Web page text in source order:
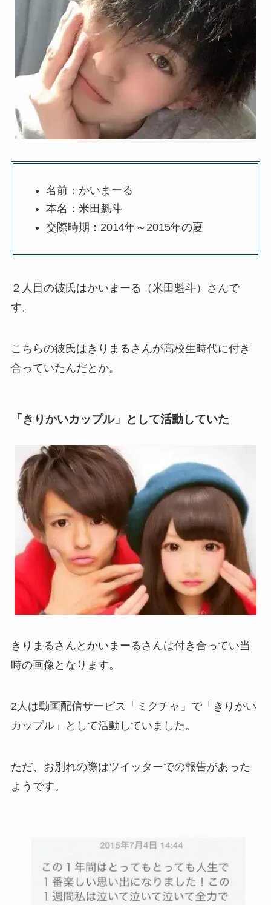
名前：かいまーる
本名：米田魁斗
交際時期：2014年～2015年の夏
２人目の彼氏はかいまーる（米田魁斗）さんで
す。
こちらの彼氏はきりまるさんが高校生時代に付き
合っていたんだとか。
「きりかいカップル」として活動していた
きりまるさんとかいまーるさんは付き合ってい当
時の画像となります。
2人は動画配信サービス「ミクチャ」で「きりかい
カップル」として活動していました。
ただ、お別れの際はツイッターでの報告があった
ようです。